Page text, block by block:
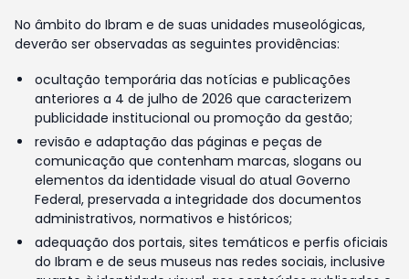
No âmbito do Ibram e de suas unidades museológicas,
deverão ser observadas as seguintes providências:
ocultação temporária das notícias e publicações
anteriores a 4 de julho de 2026 que caracterizem
publicidade institucional ou promoção da gestão;
revisão e adaptação das páginas e peças de
comunicação que contenham marcas, slogans ou
elementos da identidade visual do atual Governo
Federal, preservada a integridade dos documentos
administrativos, normativos e históricos;
adequação dos portais, sites temáticos e perfis oficiais
do Ibram e de seus museus nas redes sociais, inclusive